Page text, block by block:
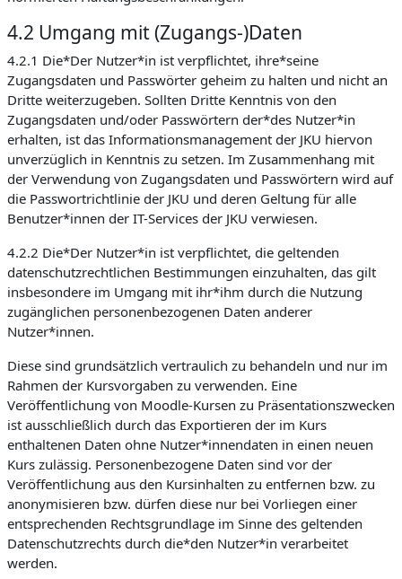
4.2 Umgang mit (Zugangs-)Daten
4.2.1 Die*Der Nutzer*in ist verpflichtet, ihre*seine
Zugangsdaten und Passwörter geheim zu halten und nicht an
Dritte weiterzugeben. Sollten Dritte Kenntnis von den
Zugangsdaten und/oder Passwörtern der*des Nutzer*in
erhalten, ist das Informationsmanagement der JKU hiervon
unverzüglich in Kenntnis zu setzen. Im Zusammenhang mit
der Verwendung von Zugangsdaten und Passwörtern wird auf
die Passwortrichtlinie der JKU und deren Geltung für alle
Benutzer*innen der IT-Services der JKU verwiesen.
4.2.2 Die*Der Nutzer*in ist verpflichtet, die geltenden
datenschutzrechtlichen Bestimmungen einzuhalten, das gilt
insbesondere im Umgang mit ihr*ihm durch die Nutzung
zugänglichen personenbezogenen Daten anderer
Nutzer*innen.
Diese sind grundsätzlich vertraulich zu behandeln und nur im
Rahmen der Kursvorgaben zu verwenden. Eine
Veröffentlichung von Moodle-Kursen zu Präsentationszwecken
ist ausschließlich durch das Exportieren der im Kurs
enthaltenen Daten ohne Nutzer*innendaten in einen neuen
Kurs zulässig. Personenbezogene Daten sind vor der
Veröffentlichung aus den Kursinhalten zu entfernen bzw. zu
anonymisieren bzw. dürfen diese nur bei Vorliegen einer
entsprechenden Rechtsgrundlage im Sinne des geltenden
Datenschutzrechts durch die*den Nutzer*in verarbeitet
werden.